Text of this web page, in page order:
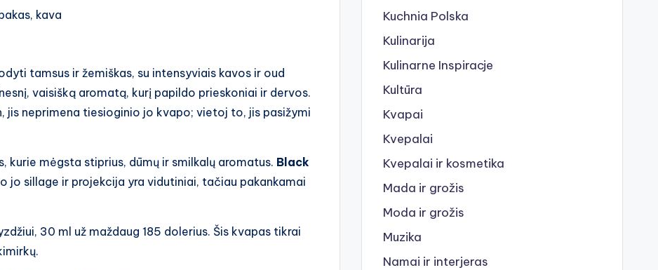
kava
tamsus ir žemiškas, su intensyviais kavos ir oud
vaisišką aromatą, kurį papildo prieskoniai ir dervos.
jis neprimena tiesioginio jo kvapo; vietoj to, jis pasižymi
kurie mėgsta stiprius, dūmų ir smilkalų aromatus. Black
jo sillage ir projekcija yra vidutiniai, tačiau pakankamai
30 ml už maždaug 185 dolerius. Šis kvapas tikrai
Kuchnia Polska
Kulinarija
Kulinarne Inspiracje
Kultūra
Kvapai
Kvepalai
Kvepalai ir kosmetika
Mada ir grožis
Moda ir grožis
Muzika
Namai ir interjeras